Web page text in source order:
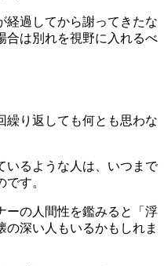
経過してから謝ってきたな
合は別れを視野に入れるべ
繰り返しても何とも思わな
いるような人は、いつまで
す。
ーの人間性を鑑みると「浮
深い人もいるかもしれま